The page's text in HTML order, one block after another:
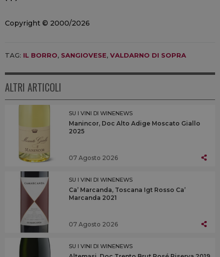
Copyright © 2000/2026
TAG: IL BORRO, SANGIOVESE, VALDARNO DI SOPRA
ALTRI ARTICOLI
SU I VINI DI WINENEWS
Manincor, Doc Alto Adige Moscato Giallo
2025
07 Agosto 2026
SU I VINI DI WINENEWS
Ca’ Marcanda, Toscana Igt Rosso Ca’
Marcanda 2021
07 Agosto 2026
SU I VINI DI WINENEWS